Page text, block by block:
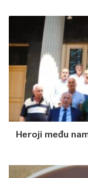
Heroji među